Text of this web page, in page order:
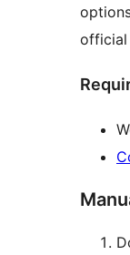
official